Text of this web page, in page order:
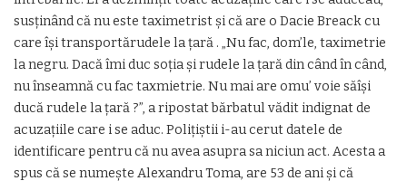
susținând că nu este taximetrist și că are o Dacie Breack cu
care își transportărudele la țară . „Nu fac, dom’le, taximetrie
la negru. Dacă îmi duc soția și rudele la țară din când în când,
nu înseamnă cu fac taxmietrie. Nu mai are omu’ voie săîși
ducă rudele la țară ?”, a ripostat bărbatul vădit indignat de
acuzațiile care i se aduc. Polițiștii i-au cerut datele de
identificare pentru că nu avea asupra sa niciun act. Acesta a
spus că se numește Alexandru Toma, are 53 de ani și că